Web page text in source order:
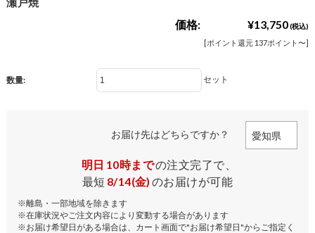
価格: ¥13,750(税込)
[ポイント還元 137ポイント〜]
数量: セット
お届け先はどちらですか？
明日 10時までの注文完了で、
最短 8/14(金) のお届けが可能
※離島・一部地域を除きます
※在庫状況やご注文内容により変動する場合があります
※お届け希望日がある場合は、カート画面で"お届け希望日"からご指定く